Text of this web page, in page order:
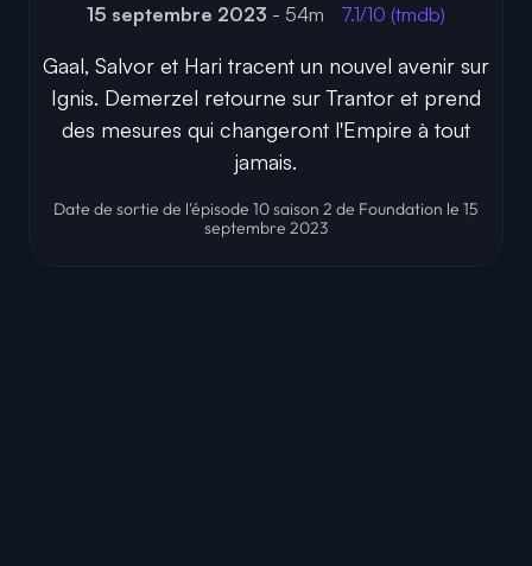
15 septembre 2023 - 54m 7.1/10 (tmdb)
Gaal, Salvor et Hari tracent un nouvel avenir sur
Ignis. Demerzel retourne sur Trantor et prend
des mesures qui changeront l'Empire à tout
jamais.
Date de sortie de l'épisode 10 saison 2 de Foundation le 15
septembre 2023